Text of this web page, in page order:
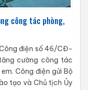
công tác phòng,
điện số 46/CĐ-
cường công tác
Công điện gửi Bộ
tạo và Chủ tịch Ủy